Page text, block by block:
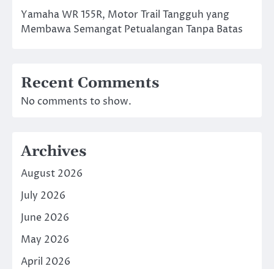
Yamaha WR 155R, Motor Trail Tangguh yang
Membawa Semangat Petualangan Tanpa Batas
Recent Comments
No comments to show.
Archives
August 2026
July 2026
June 2026
May 2026
April 2026